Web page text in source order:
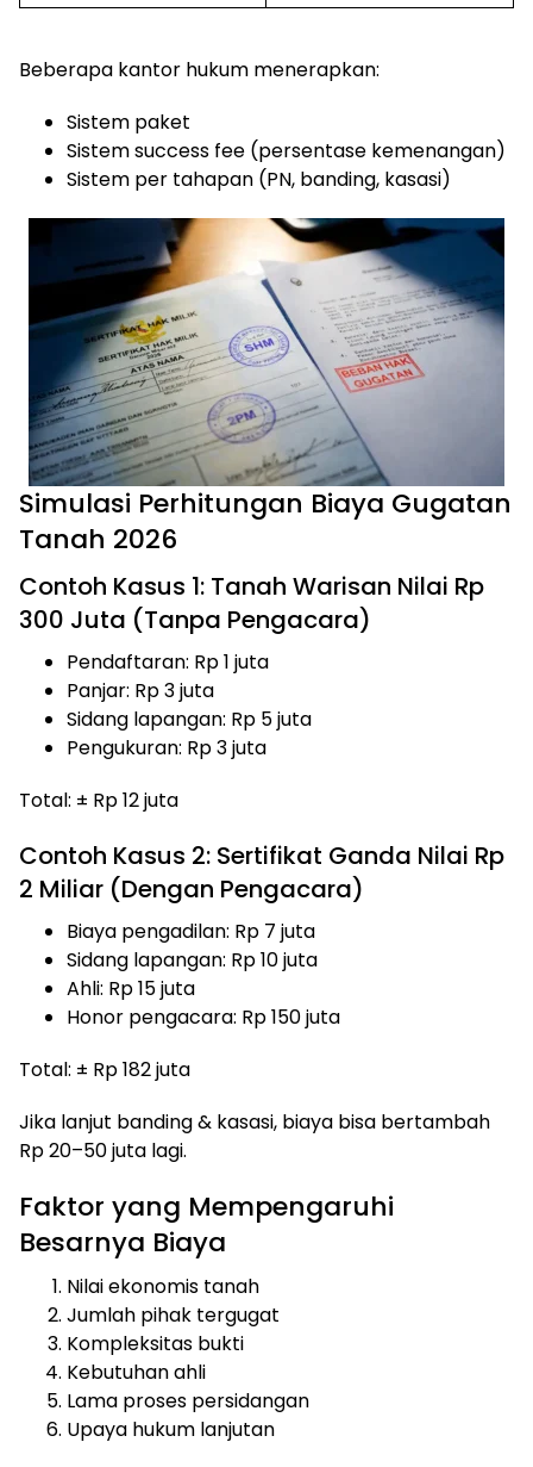
Beberapa kantor hukum menerapkan:
Sistem paket
Sistem success fee (persentase kemenangan)
Sistem per tahapan (PN, banding, kasasi)
Simulasi Perhitungan Biaya Gugatan
Tanah 2026
Contoh Kasus 1: Tanah Warisan Nilai Rp
300 Juta (Tanpa Pengacara)
Pendaftaran: Rp 1 juta
Panjar: Rp 3 juta
Sidang lapangan: Rp 5 juta
Pengukuran: Rp 3 juta
Total: ± Rp 12 juta
Contoh Kasus 2: Sertifikat Ganda Nilai Rp
2 Miliar (Dengan Pengacara)
Biaya pengadilan: Rp 7 juta
Sidang lapangan: Rp 10 juta
Ahli: Rp 15 juta
Honor pengacara: Rp 150 juta
Total: ± Rp 182 juta
Jika lanjut banding & kasasi, biaya bisa bertambah
Rp 20–50 juta lagi.
Faktor yang Mempengaruhi
Besarnya Biaya
Nilai ekonomis tanah
Jumlah pihak tergugat
Kompleksitas bukti
Kebutuhan ahli
Lama proses persidangan
Upaya hukum lanjutan